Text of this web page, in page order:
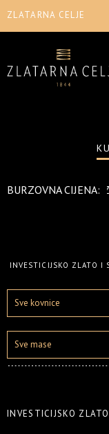
ZLATARNA CELJE
BURZOVNA CIJENA:
INVESTICIJSKO ZLATO I
Sve kovnice
Sve mase
INVESTICIJSKO ZLATO